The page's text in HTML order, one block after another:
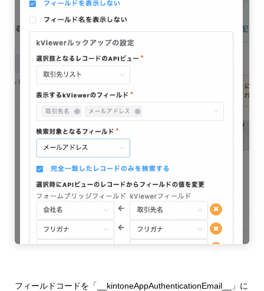
フィールドコードを「__ kintoneAppAuthenticationEmail__ 」に